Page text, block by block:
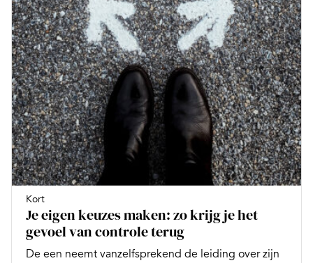
Kort
Je eigen keuzes maken: zo krijg je het
gevoel van controle terug
De een neemt vanzelfsprekend de leiding over zijn